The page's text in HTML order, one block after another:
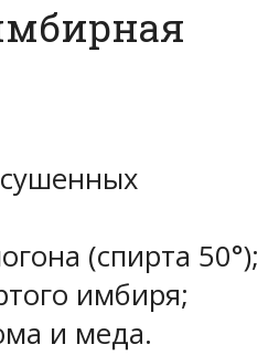
(спирта 50°);
имбиря;
и меда.